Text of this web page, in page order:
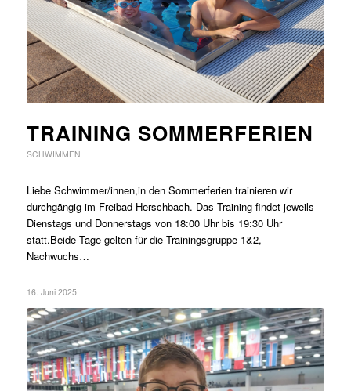
TRAINING SOMMERFERIEN
SCHWIMMEN
Liebe Schwimmer/innen,in den Sommerferien trainieren wir
durchgängig im Freibad Herschbach. Das Training findet jeweils
Dienstags und Donnerstags von 18:00 Uhr bis 19:30 Uhr
statt.Beide Tage gelten für die Trainingsgruppe 1&2,
Nachwuchs…
16. Juni 2025